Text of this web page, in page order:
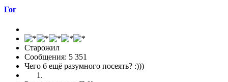
Гог
Старожил
Сообщения: 5 351
Чего б ещё разумного посеять? :)))